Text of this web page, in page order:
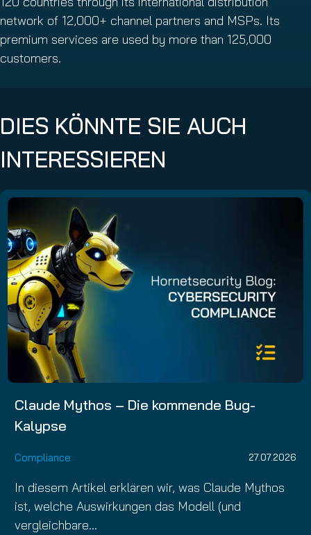
network of 12,000+ channel partners and MSPs. Its
premium services are used by more than 125,000
customers.
DIES KÖNNTE SIE AUCH
INTERESSIEREN
Claude Mythos – Die kommende Bug-
Kalypse
Compliance 27.07.2026
In diesem Artikel erklären wir, was Claude Mythos
ist, welche Auswirkungen das Modell (und
vergleichbare…